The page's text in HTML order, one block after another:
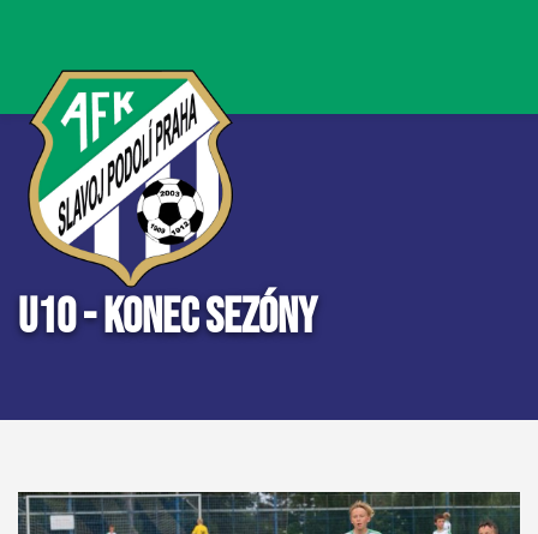
U10 - KONEC SEZÓNY